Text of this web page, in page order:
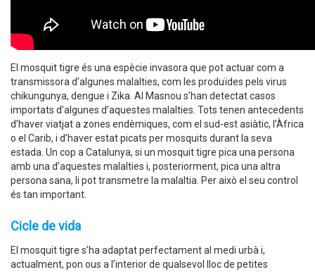
El mosquit tigre és una espècie invasora que pot actuar com a
transmissora d’algunes malalties, com les produïdes pels virus
chikungunya, dengue i Zika. Al Masnou s’han detectat casos
importats d’algunes d’aquestes malalties. Tots tenen antecedents
d’haver viatjat a zones endèmiques, com el sud-est asiàtic, l’Àfrica
o el Carib, i d’haver estat picats per mosquits durant la seva
estada. Un cop a Catalunya, si un mosquit tigre pica una persona
amb una d’aquestes malalties i, posteriorment, pica una altra
persona sana, li pot transmetre la malaltia. Per això el seu control
és tan important.
Cicle de vida
El mosquit tigre s’ha adaptat perfectament al medi urbà i,
actualment, pon ous a l’interior de qualsevol lloc de petites